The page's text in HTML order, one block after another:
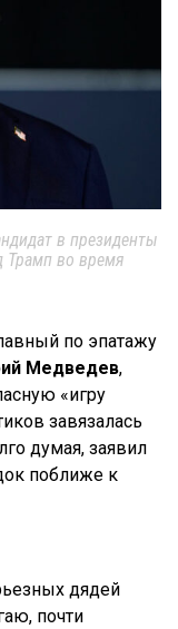
в президенты
Трамп во время
по эпатажу
Медведев,
«игру
завязалась
думая, заявил
поближе к
дядей
почти